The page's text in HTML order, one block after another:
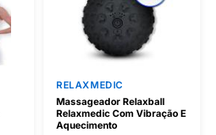
RELAXMEDIC
Massageador Relaxball
Relaxmedic Com Vibração E
Aquecimento